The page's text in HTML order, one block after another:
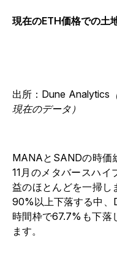
現在のETH価格での土
出所： Dune Analytics
現在のデータ）
MANAとSANDの時価
11月のメタバースハイ
益のほとんどを一掃し
90%以上下落する中、
時間枠で67.7%も下落
ます。